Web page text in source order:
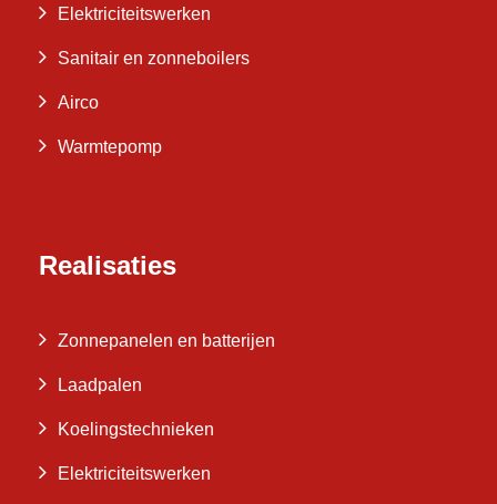
Elektriciteitswerken
Sanitair en zonneboilers
Airco
Warmtepomp
Realisaties
Zonnepanelen en batterijen
Laadpalen
Koelingstechnieken
Elektriciteitswerken